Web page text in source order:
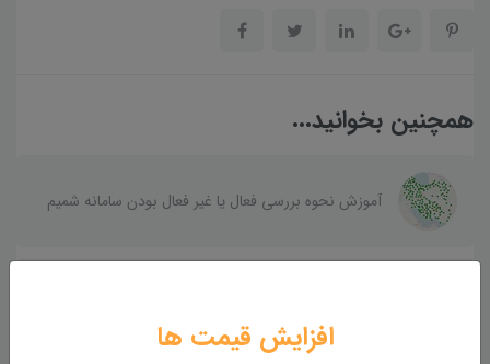
همچنین بخوانید...
آموزش نحوه بررسی فعال یا غیر فعال بودن سامانه شمیم
افزایش قیمت ها